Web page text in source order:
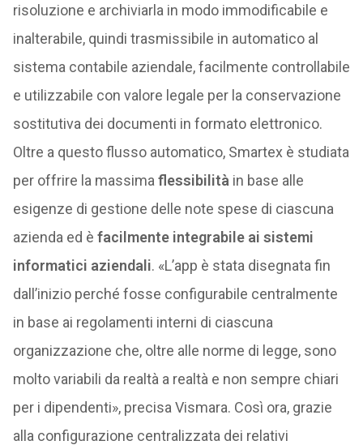
risoluzione e archiviarla in modo immodificabile e
inalterabile, quindi trasmissibile in automatico al
sistema contabile aziendale, facilmente controllabile
e utilizzabile con valore legale per la conservazione
sostitutiva dei documenti in formato elettronico.
Oltre a questo flusso automatico, Smartex è studiata
per offrire la massima flessibilità in base alle
esigenze di gestione delle note spese di ciascuna
azienda ed è facilmente integrabile ai sistemi
informatici aziendali. «L’app è stata disegnata fin
dall’inizio perché fosse configurabile centralmente
in base ai regolamenti interni di ciascuna
organizzazione che, oltre alle norme di legge, sono
molto variabili da realtà a realtà e non sempre chiari
per i dipendenti», precisa Vismara. Così ora, grazie
alla configurazione centralizzata dei relativi